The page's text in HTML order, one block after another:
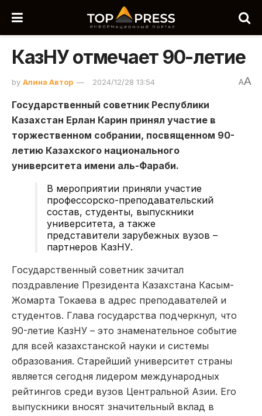
КазНУ отмечает 90-летие
by Алина Автор 2024/12/28 13:54 AA
Государственный советник Республики
Казахстан Ерлан Карин принял участие в
торжественном собрании, посвященном 90-
летию Казахского национального
университета имени аль-Фараби.
В мероприятии приняли участие
профессорско-преподавательский
состав, студенты, выпускники
университета, а также
представители зарубежных вузов –
партнеров КазНУ.
Государственный советник зачитал
поздравление Президента Казахстана Касым-
Жомарта Токаева в адрес преподавателей и
студентов. Глава государства подчеркнул, что
90-летие КазНУ – это знаменательное событие
для всей казахстанской науки и системы
образования. Старейший университет страны
является сегодня лидером международных
рейтингов среди вузов Центральной Азии. Его
выпускники вносят значительный вклад в